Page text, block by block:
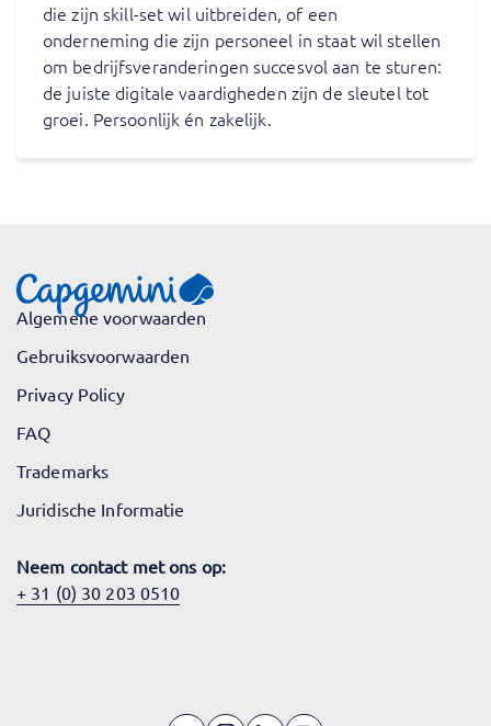
die zijn skill-set wil uitbreiden, of een
onderneming die zijn personeel in staat wil stellen
om bedrijfsveranderingen succesvol aan te sturen:
de juiste digitale vaardigheden zijn de sleutel tot
groei. Persoonlijk én zakelijk.
Algemene voorwaarden
Gebruiksvoorwaarden
Privacy Policy
FAQ
Trademarks
Juridische Informatie
Neem contact met ons op:
+ 31 (0) 30 203 0510